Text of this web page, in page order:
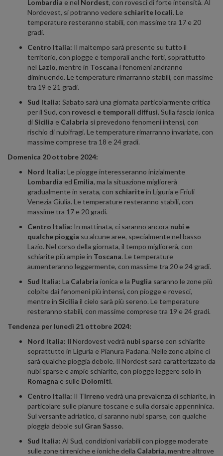
Lombardia e nel Nordest, con rovesci di forte intensità. Al
Nordovest, si potranno vedere schiarite locali. Le
temperature resteranno stabili, con massime tra 17 e 20
gradi.
Centro Italia: Il maltempo sarà presente su tutto il
territorio, con piogge e temporali anche forti, soprattutto
nel Lazio, mentre in Toscana i fenomeni andranno
diminuendo. Le temperature rimarranno stabili, con massime
tra 19 e 21 gradi.
Sud Italia: Sabato sarà una giornata particolarmente critica
per il Sud, con rovesci e temporali diffusi. Sulla fascia ionica
di Sicilia e Calabria si prevedono fenomeni intensi, con
rischio di nubifragi. Le temperature rimarranno invariate, con
massime comprese tra 18 e 24 gradi.
Domenica 20 ottobre 2024:
Nord Italia: Le piogge interesseranno inizialmente
Lombardia ed Emilia, ma la situazione migliorerà
gradualmente in serata, con schiaritein Liguria e Friuli
Venezia Giulia. Le temperature resteranno stabili, con
massime tra 17 e 20 gradi.
Centro Italia: In mattinata, ci saranno ancora nubi e
qualche pioggia su alcune aree, specialmente nel basso
Lazio. Nel corso della giornata, il tempo migliorerà, con
schiarite più ampie in Toscana. Le temperature
aumenteranno leggermente, con massime tra 20 e 24 gradi.
Sud Italia: La Calabria ionica e la Puglia saranno le zone più
colpite dai fenomeni più intensi, con piogge e rovesci,
mentre in Sicilia il cielo sarà più sereno. Le temperature
resteranno stabili, con massime comprese tra 19 e 24 gradi.
Tendenza per lunedì 21 ottobre 2024:
Nord Italia: Il Nordovest vedrà nubi sparse con schiarite
soprattutto in Liguria e Pianura Padana. Nelle zone alpine ci
sarà qualche pioggia debole. Il Nordest sarà caratterizzato da
nubi sparse e ampie schiarite, con piogge leggere solo in
Romagna e sulle Dolomiti.
Centro Italia: Il Tirreno vedrà una prevalenza di schiarite, in
particolare sulle pianure toscane e sulla dorsale appenninica.
Sul versante adriatico, ci saranno nubi sparse, con qualche
pioggia debole sul Gran Sasso.
Sud Italia: Al Sud, condizioni variabili con piogge moderate
sulle zone tirreniche e ioniche della Calabria, mentre altrove